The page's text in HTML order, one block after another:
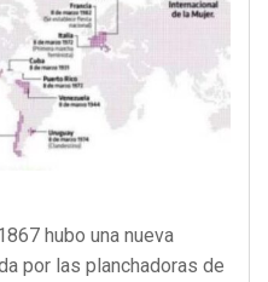
hubo una nueva
por las planchadoras de